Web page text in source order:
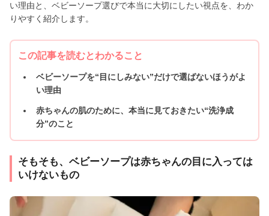
い理由と、ベビーソープ選びで本当に大切にしたい視点を、わか
りやすく紹介します。
この記事を読むとわかること
ベビーソープを“目にしみない”だけで選ばないほうがよ
い理由
赤ちゃんの肌のために、本当に見ておきたい“洗浄成
分”のこと
そもそも、ベビーソープは赤ちゃんの目に入っては
いけないもの